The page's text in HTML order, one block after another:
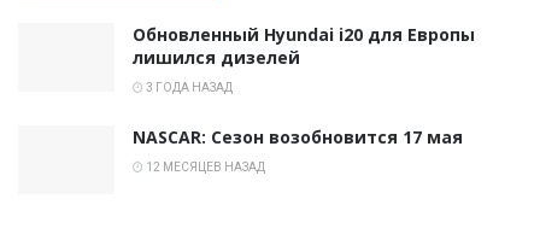
Обновленный Hyundai i20 для Европы
лишился дизелей
3 ГОДА НАЗАД
NASCAR: Сезон возобновится 17 мая
12 МЕСЯЦЕВ НАЗАД